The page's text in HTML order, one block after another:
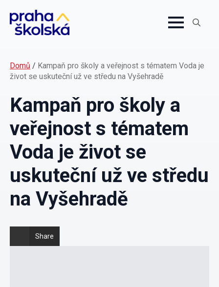
Domů / Kampaň pro školy a veřejnost s tématem Voda je
život se uskuteční už ve středu na Vyšehradě
Kampaň pro školy a
veřejnost s tématem
Voda je život se
uskuteční už ve středu
na Vyšehradě
Share